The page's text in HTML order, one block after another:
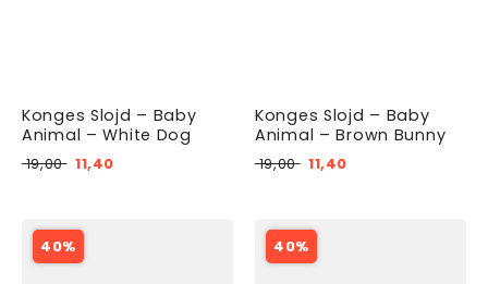
Konges Slojd – Baby
Animal – White Dog
19,00 11,40
Konges Slojd – Baby
Animal – Brown Bunny
19,00 11,40
40% 40%